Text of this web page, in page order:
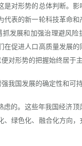
对形势的总体判断。影
表的新一轮科技革命
发展和加强治理避风险
促进人口高质量发展
对形势的把握始终居于主
国发展的确定性和可持
的。这些年我国经济顶
绿色化、融合化方向，